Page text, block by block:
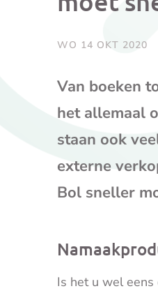
WO 14 OKT 2020
Van boeken
het allemaal
staan ook
externe
Bol sneller
Is het u wel